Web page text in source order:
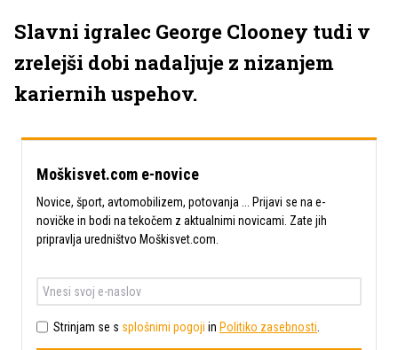
Slavni igralec George Clooney tudi v
zrelejši dobi nadaljuje z nizanjem
kariernih uspehov.
Moškisvet.com e-novice
Novice, šport, avtomobilizem, potovanja ... Prijavi se na e-
novičke in bodi na tekočem z aktualnimi novicami. Zate jih
pripravlja uredništvo Moškisvet.com.
Strinjam se s splošnimi pogoji in Politiko zasebnosti